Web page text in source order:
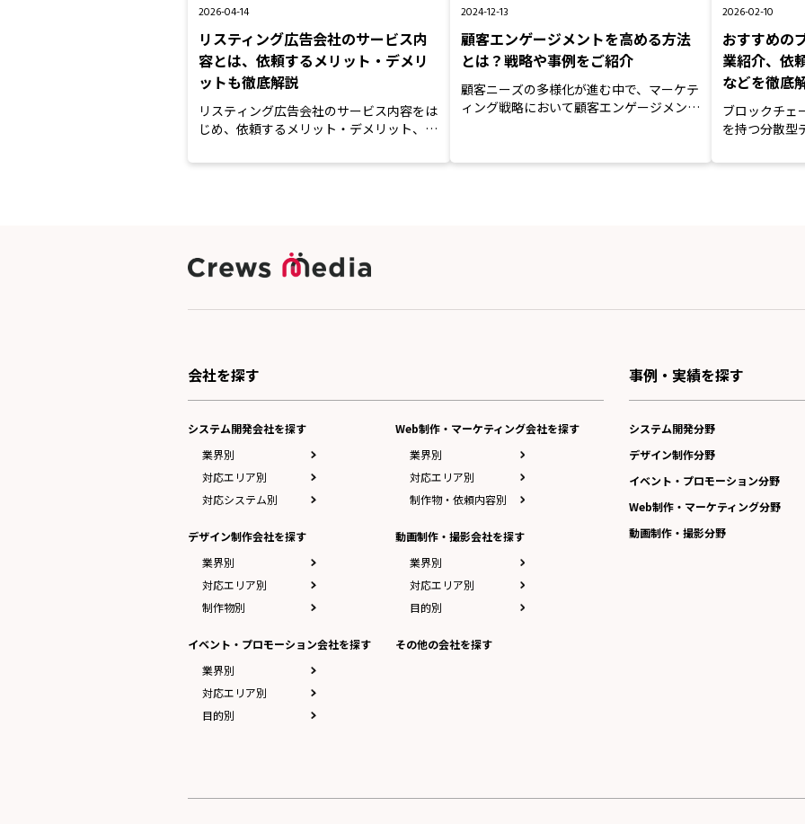
2026-04-14
リスティング広告会社のサービス内
容とは、依頼するメリット・デメリ
ットも徹底解説
リスティング広告会社のサービス内容をは
じめ、依頼するメリット・デメリット、費
2024-12-13
顧客エンゲージメントを高める方法
とは？戦略や事例をご紹介
顧客ニーズの多様化が進む中で、マーケテ
ィング戦略において顧客エンゲージメント
2026-02-10
おすすめの
業紹介、依
などを徹底
ブロックチェ
を持つ分散型
会社を探す
システム開発会社を探す
業界別
対応エリア別
対応システム別
デザイン制作会社を探す
業界別
対応エリア別
制作物別
イベント・プロモーション会社を探す
業界別
対応エリア別
目的別
Web制作・マーケティング会社を探す
業界別
対応エリア別
制作物・依頼内容別
動画制作・撮影会社を探す
業界別
対応エリア別
目的別
その他の会社を探す
事例・実績を探す
システム開発分野
デザイン制作分野
イベント・プロモーション分野
Web制作・マーケティング分野
動画制作・撮影分野